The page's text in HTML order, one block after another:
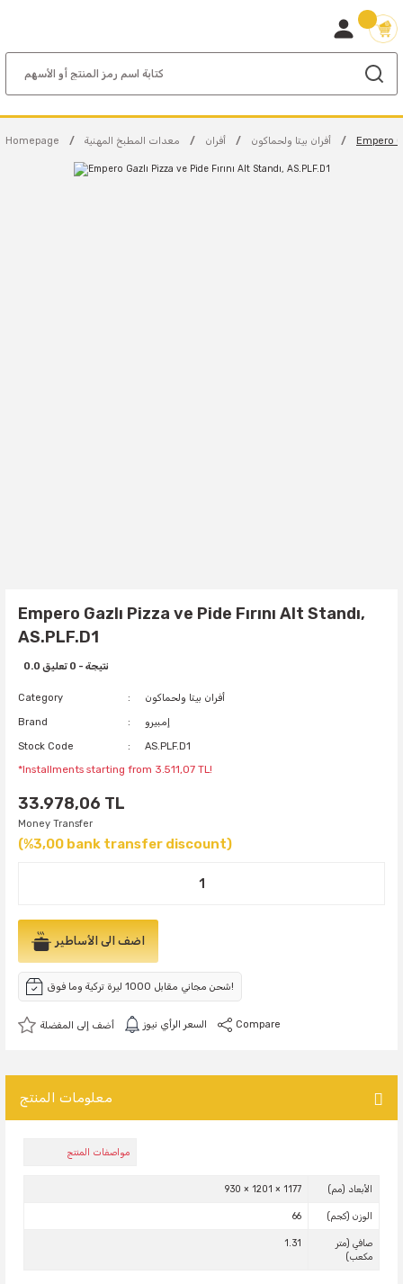
Homepage معدات المطبخ المهنية أفران أفران بيتا ولحماكون Empero
Empero Gazlı Pizza ve Pide Fırını Alt Standı,
AS.PLF.D1
0.0 نتيجة - 0 تعليق
Category أفران بيتا ولحماكون
Brand إمبيرو
Stock Code AS.PLF.D1
*Installments starting from 3.511,07 TL!
33.978,06 TL
Money Transfer
(%3,00 bank transfer discount)
اضف الى الأساطير
شحن مجاني مقابل 1000 ليرة تركية وما فوق!
السعر الرأي نيوز Compare
معلومات المنتج
مواصفات المنتج
الأبعاد (مم) 1177 × 1201 × 930
الوزن (كجم) 66
صافي (متر
مكعب)
1.31